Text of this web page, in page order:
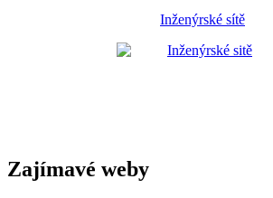
Inženýrské sítě
Zajímavé weby